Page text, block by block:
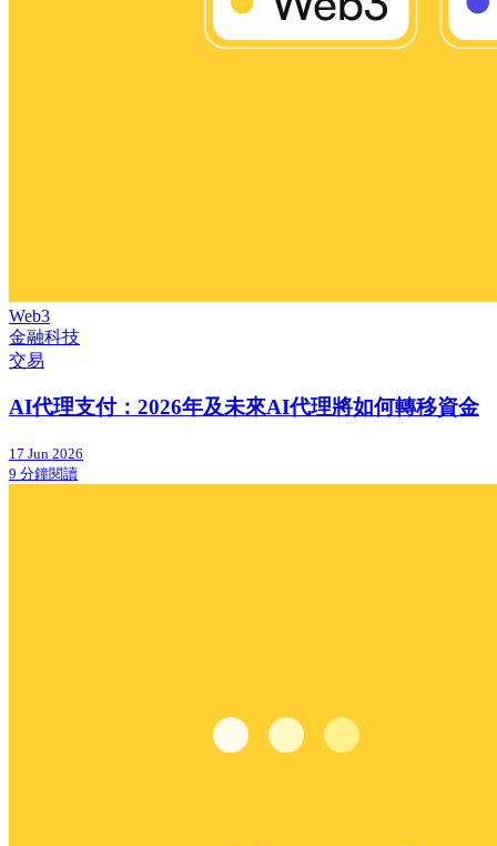
Web3
金融科技
交易
AI代理支付：2026年及未來AI代理將如何轉移資金
17 Jun 2026
9 分鐘閱讀